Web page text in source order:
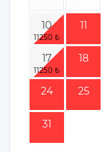
10 11
17 18
24 25
31